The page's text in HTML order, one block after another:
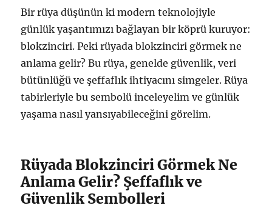
Bir rüya düşünün ki modern teknolojiyle
günlük yaşantımızı bağlayan bir köprü kuruyor:
blokzinciri. Peki rüyada blokzinciri görmek ne
anlama gelir? Bu rüya, genelde güvenlik, veri
bütünlüğü ve şeffaflık ihtiyacını simgeler. Rüya
tabirleriyle bu sembolü inceleyelim ve günlük
yaşama nasıl yansıyabileceğini görelim.
Rüyada Blokzinciri Görmek Ne
Anlama Gelir? Şeffaflık ve
Güvenlik Sembolleri